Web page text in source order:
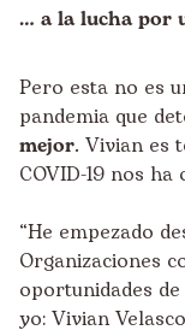
… a la lucha por
Pero esta no es
pandemia que
mejor. Vivian es
COVID-19 nos
“He empezado
Organizaciones
oportunidades
yo: Vivian